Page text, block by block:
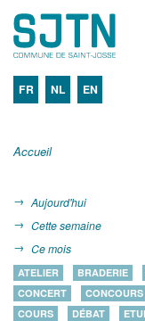
FR NL EN
Accueil
Aujourd'hui
Cette semaine
Ce mois
ATELIER BRADERIE
CONCERT
CONCOURS
COURS
DÉBAT